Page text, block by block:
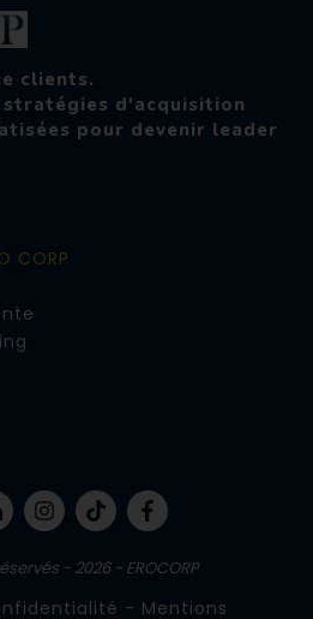
clients.
stratégies d'acquisition
pour devenir leader
CORP
- 2026- EROCORP
- Mentions